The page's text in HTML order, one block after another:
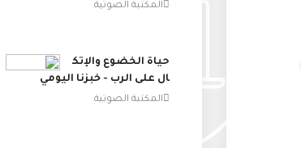
المكتبة الصوتية
حياة الخضوع والإتك
ال على الرب - خبزنا اليومي
المكتبة الصوتية